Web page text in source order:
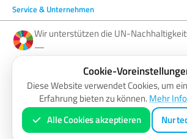
Service & Unternehmen
Wir unterstützen die UN-
—
Facebook Instagram YouTube LinkedIn
Barrierefreiheitserklärung Datenschutzerklärung Impressum
Vertrag widerrufen
* Alle Preise inkl. gesetzl. Mehrwertsteuer zzgl.Versandkostenund ggf.
angegeben.
Cookie-
Diese Website verwendet Cookies, um
Erfahrung bieten zu können.Mehr
Alle Cookies akzeptieren
Nur